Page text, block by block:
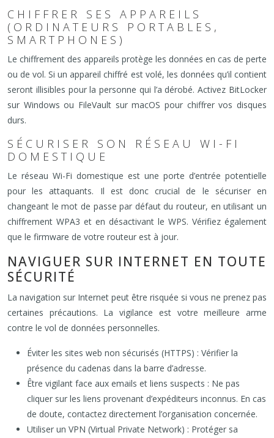
CHIFFRER SES APPAREILS
(ORDINATEURS PORTABLES,
SMARTPHONES)
Le chiffrement des appareils protège les données en cas de perte
ou de vol. Si un appareil chiffré est volé, les données qu’il contient
seront illisibles pour la personne qui l’a dérobé. Activez BitLocker
sur Windows ou FileVault sur macOS pour chiffrer vos disques
durs.
SÉCURISER SON RÉSEAU WI-FI
DOMESTIQUE
Le réseau Wi-Fi domestique est une porte d’entrée potentielle
pour les attaquants. Il est donc crucial de le sécuriser en
changeant le mot de passe par défaut du routeur, en utilisant un
chiffrement WPA3 et en désactivant le WPS. Vérifiez également
que le firmware de votre routeur est à jour.
NAVIGUER SUR INTERNET EN TOUTE
SÉCURITÉ
La navigation sur Internet peut être risquée si vous ne prenez pas
certaines précautions. La vigilance est votre meilleure arme
contre le vol de données personnelles.
Éviter les sites web non sécurisés (HTTPS) : Vérifier la
présence du cadenas dans la barre d’adresse.
Être vigilant face aux emails et liens suspects : Ne pas
cliquer sur les liens provenant d’expéditeurs inconnus. En cas
de doute, contactez directement l’organisation concernée.
Utiliser un VPN (Virtual Private Network) : Protéger sa